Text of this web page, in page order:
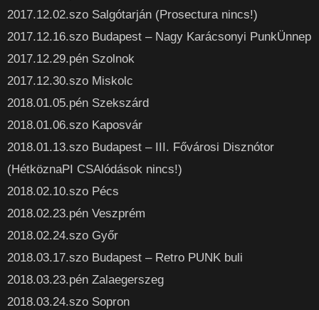
2017.12.02.szo Salgótarján (Prosectura nincs!)
2017.12.16.szo Budapest – Nagy Karácsonyi PunkÜnnep
2017.12.29.pén Szolnok
2017.12.30.szo Miskolc
2018.01.05.pén Szekszárd
2018.01.06.szo Kaposvár
2018.01.13.szo Budapest – III. Fővárosi Disznótor
(HétköznaPI CSAlódások nincs!)
2018.02.10.szo Pécs
2018.02.23.pén Veszprém
2018.02.24.szo Győr
2018.03.17.szo Budapest – Retro PUNK buli
2018.03.23.pén Zalaegerszeg
2018.03.24.szo Sopron